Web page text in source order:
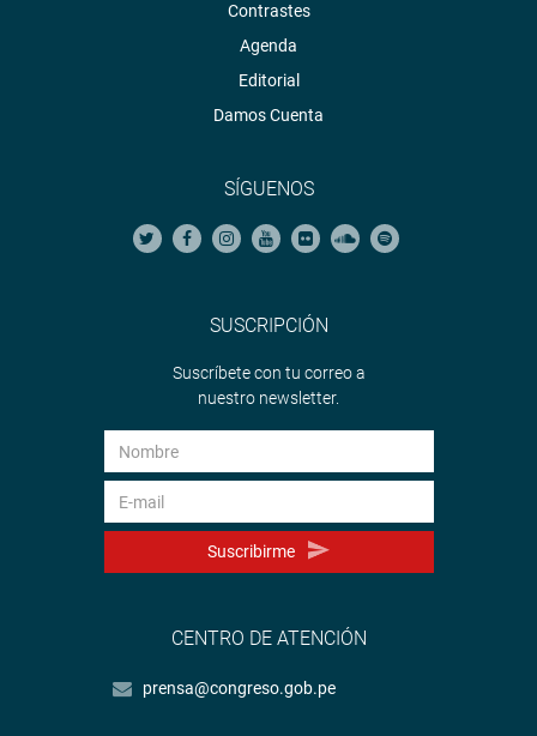
Contrastes
Agenda
Editorial
Damos Cuenta
SÍGUENOS
SUSCRIPCIÓN
Suscríbete con tu correo a
nuestro newsletter.
Suscribirme
CENTRO DE ATENCIÓN
prensa@congreso.gob.pe